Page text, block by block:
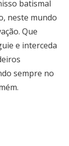
batismal
neste mundo
Que
e interceda
sempre no